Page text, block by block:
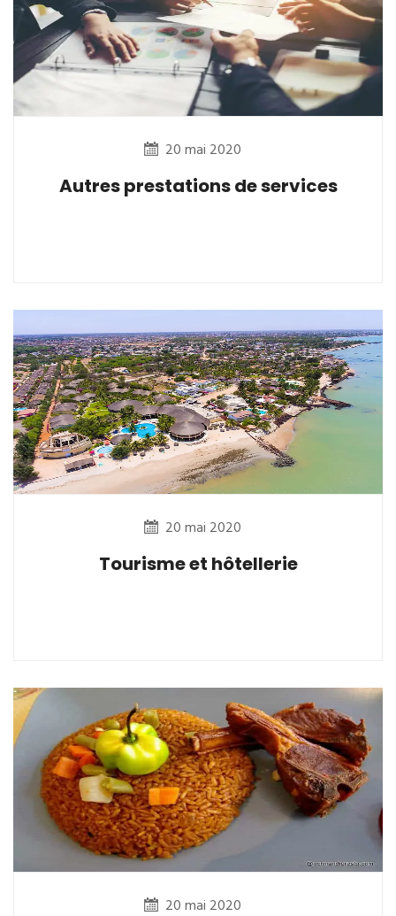
20 mai 2020
Autres prestations de services
20 mai 2020
Tourisme et hôtellerie
20 mai 2020